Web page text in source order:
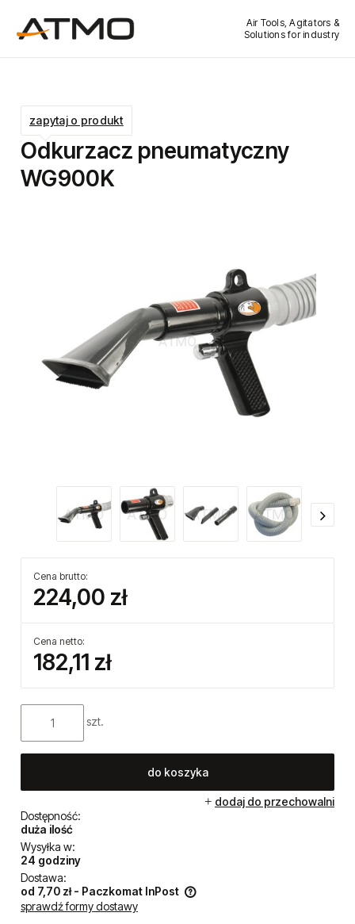
Air Tools, Agitators &
Solutions for industry
Odkurzacz pneumatyczny
WG900K
Cena brutto:
224,00 zł
Cena netto:
182,11 zł
szt.
do koszyka
dodaj do przechowalni
Dostępność:
duża ilość
Wysyłka w:
24 godziny
Dostawa:
od 7,70 zł - Paczkomat InPost
Cena nie zawiera ewentualnych kosztów płatności
sprawdź formy dostawy
zapytaj o produkt